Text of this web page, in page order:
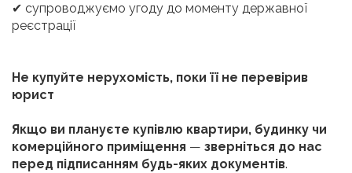
✔ супроводжуємо угоду до моменту державної
реєстрації
Не купуйте нерухомість, поки її не перевірив
юрист
Якщо ви плануєте купівлю квартири, будинку чи
комерційного приміщення — зверніться до нас
перед підписанням будь-яких документів.